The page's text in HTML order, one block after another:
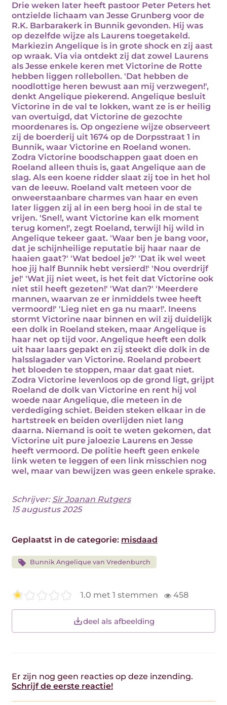
Drie weken later heeft pastoor Peter Peters het
ontzielde lichaam van Jesse Grunberg voor de
R.K. Barbarakerk in Bunnik gevonden. Hij was
op dezelfde wijze als Laurens toegetakeld.
Markiezin Angelique is in grote shock en zij aast
op wraak. Via via ontdekt zij dat zowel Laurens
als Jesse enkele keren met Victorine de Rotte
hebben liggen rollebollen. 'Dat hebben de
noodlottige heren bewust aan mij verzwegen!',
denkt Angelique piekerend. Angelique besluit
Victorine in de val te lokken, want ze is er heilig
van overtuigd, dat Victorine de gezochte
moordenares is. Op ongeziene wijze observeert
zij de boerderij uit 1674 op de Dorpsstraat 1 in
Bunnik, waar Victorine en Roeland wonen.
Zodra Victorine boodschappen gaat doen en
Roeland alleen thuis is, gaat Angelique aan de
slag. Als een koene ridder slaat zij toe in het hol
van de leeuw. Roeland valt meteen voor de
onweerstaanbare charmes van haar en even
later liggen zij al in een berg hooi in de stal te
vrijen. 'Snel!, want Victorine kan elk moment
terug komen!', zegt Roeland, terwijl hij wild in
Angelique tekeer gaat. 'Waar ben je bang voor,
dat je schijnheilige reputatie bij haar naar de
haaien gaat?' 'Wat bedoel je?' 'Dat ik wel weet
hoe jij half Bunnik hebt versierd!' 'Nou overdrijf
je!' 'Wat jij niet weet, is het feit dat Victorine ook
niet stil heeft gezeten!' 'Wat dan?' 'Meerdere
mannen, waarvan ze er inmiddels twee heeft
vermoord!' 'Lieg niet en ga nu maar!'. Ineens
stormt Victorine naar binnen en wil zij duidelijk
een dolk in Roeland steken, maar Angelique is
haar net op tijd voor. Angelique heeft een dolk
uit haar laars gepakt en zij steekt die dolk in de
halsslagader van Victorine. Roeland probeert
het bloeden te stoppen, maar dat gaat niet.
Zodra Victorine levenloos op de grond ligt, grijpt
Roeland de dolk van Victorine en rent hij vol
woede naar Angelique, die meteen in de
verdediging schiet. Beiden steken elkaar in de
hartstreek en beiden overlijden niet lang
daarna. Niemand is ooit te weten gekomen, dat
Victorine uit pure jaloezie Laurens en Jesse
heeft vermoord. De politie heeft geen enkele
link weten te leggen of een link misschien nog
wel, maar van bewijzen was geen enkele sprake.
Schrijver: Sir Joanan Rutgers
15 augustus 2025
Geplaatst in de categorie: misdaad
Bunnik Angelique van Vredenburch
1.0 met 1 stemmen 458
deel als afbeelding
Er zijn nog geen reacties op deze inzending.
Schrijf de eerste reactie!